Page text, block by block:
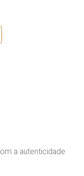
a autenticidade